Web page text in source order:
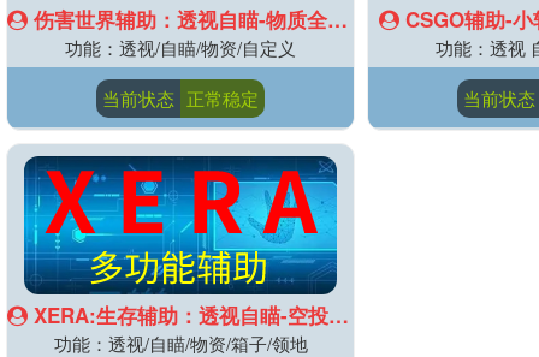
伤害世界辅助：透视自瞄-物质全部显示
功能：透视/自瞄/物资/自定义
当前状态 正常稳定
CSGO辅助-
功能：透视
当前状态
XERA:生存辅助：透视自瞄-空投物质透视等
功能：透视/自瞄/物资/箱子/领地